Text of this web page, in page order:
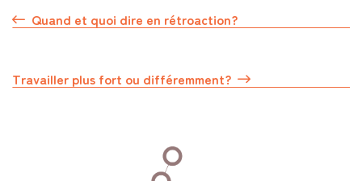
Quand et quoi dire en rétroaction?
Travailler plus fort ou différemment?